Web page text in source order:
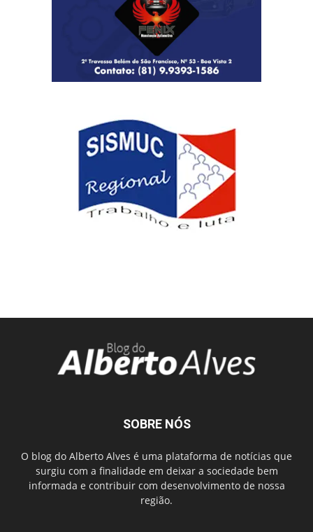
SOBRE NÓS
O blog do Alberto Alves é uma plataforma de notícias que
surgiu com a finalidade em deixar a sociedade bem
informada e contribuir com desenvolvimento de nossa
região.